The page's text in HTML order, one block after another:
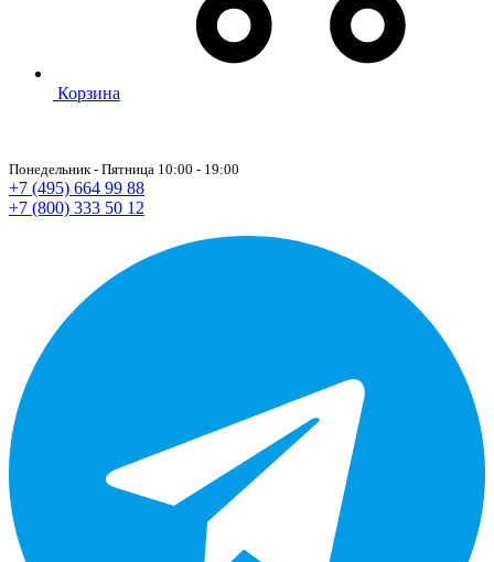
Корзина
Понедельник - Пятница 10:00 - 19:00
+7 (495) 664 99 88
+7 (800) 333 50 12